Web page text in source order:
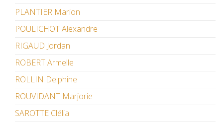
PLANTIER Marion
POULICHOT Alexandre
RIGAUD Jordan
ROBERT Armelle
ROLLIN Delphine
ROUVIDANT Marjorie
SAROTTE Clélia